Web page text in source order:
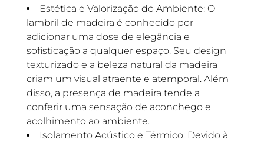
Estética e Valorização do Ambiente: O
lambril de madeira é conhecido por
adicionar uma dose de elegância e
sofisticação a qualquer espaço. Seu design
texturizado e a beleza natural da madeira
criam um visual atraente e atemporal. Além
disso, a presença de madeira tende a
conferir uma sensação de aconchego e
acolhimento ao ambiente.
Isolamento Acústico e Térmico: Devido à